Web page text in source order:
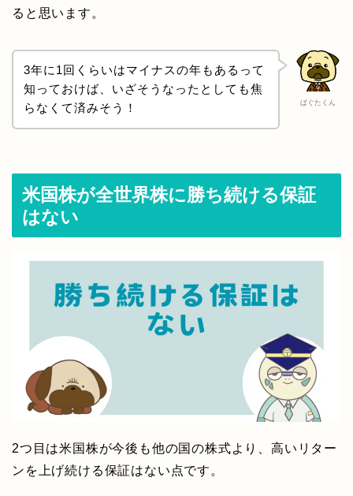
ると思います。
ぱぐたくん
3年に1回くらいはマイナスの年もあるって
知っておけば、いざそうなったとしても焦
らなくて済みそう！
米国株が全世界株に勝ち続ける保証
はない
2つ目は米国株が今後も他の国の株式より、高いリター
ンを上げ続ける保証はない点です。